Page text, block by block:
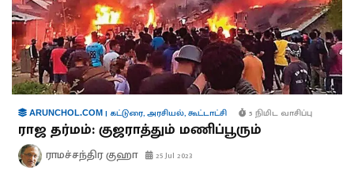
ARUNCHOL.COM | கட்டுரை,அரசியல்,கூட்டாட்சி 5 நிமிட வாசிப்பு
ராஜ தர்மம்: குஜராத்தும் மணிப்பூரும்
ராமச்சந்திர குஹா 25 Jul 2023